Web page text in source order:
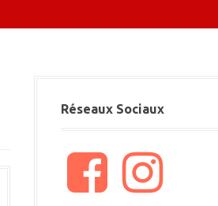
Réseaux Sociaux
F
c